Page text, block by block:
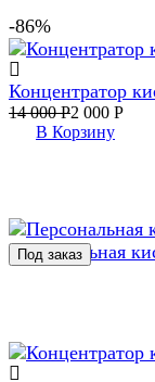
-86%
Концентратор
14 000Р2 000 Р
В Корзину
Персональная